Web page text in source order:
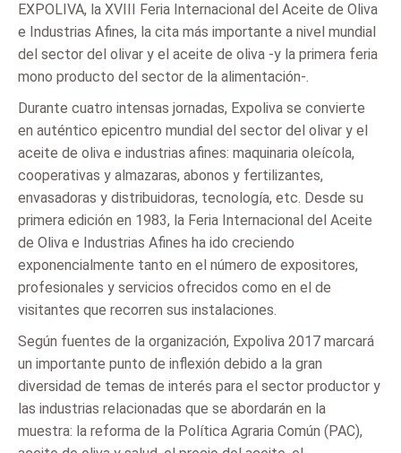
EXPOLIVA, la XVIII Feria Internacional del Aceite de Oliva
e Industrias Afines, la cita más importante a nivel mundial
del sector del olivar y el aceite de oliva -y la primera feria
mono producto del sector de la alimentación-.
Durante cuatro intensas jornadas, Expoliva se convierte
en auténtico epicentro mundial del sector del olivar y el
aceite de oliva e industrias afines: maquinaria oleícola,
cooperativas y almazaras, abonos y fertilizantes,
envasadoras y distribuidoras, tecnología, etc. Desde su
primera edición en 1983, la Feria Internacional del Aceite
de Oliva e Industrias Afines ha ido creciendo
exponencialmente tanto en el número de expositores,
profesionales y servicios ofrecidos como en el de
visitantes que recorren sus instalaciones.
Según fuentes de la organización, Expoliva 2017 marcará
un importante punto de inflexión debido a la gran
diversidad de temas de interés para el sector productor y
las industrias relacionadas que se abordarán en la
muestra: la reforma de la Política Agraria Común (PAC),